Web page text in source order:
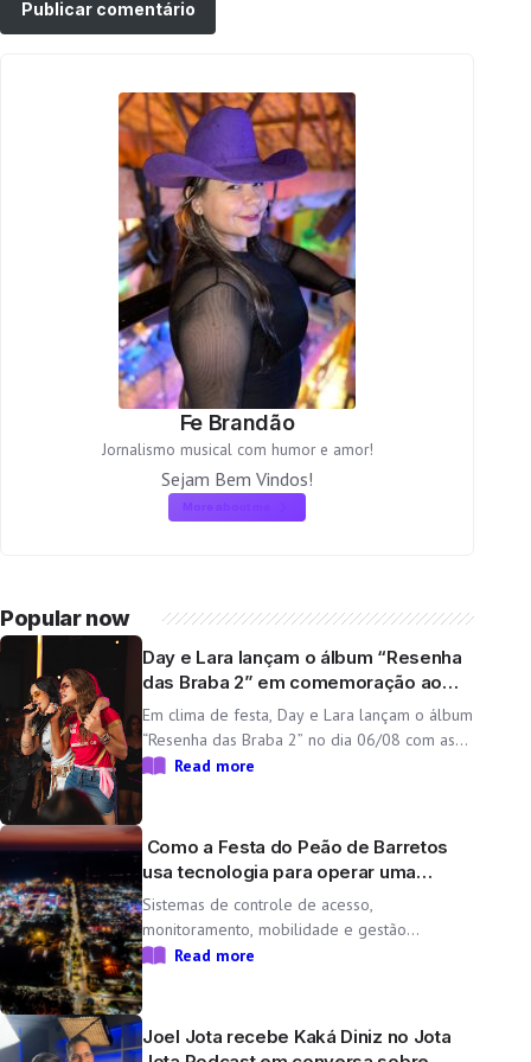
Fe Brandão
Jornalismo musical com humor e amor!
Sejam Bem Vindos!
More about me
Popular now
Day e Lara lançam o álbum “Resenha
das Braba 2” em comemoração ao
aniversário da dupla
Em clima de festa, Day e Lara lançam o álbum
“Resenha das Braba 2” no dia 06/08 com as
inéditas “Lado Cachorra” e “Doeu em Mim” O
Read more
Como a Festa do Peão de Barretos
usa tecnologia para operar uma
cidade temporária
Sistemas de controle de acesso,
monitoramento, mobilidade e gestão
operacional ajudam a transformar o Parque
Peão de Barretos Durante 11 dias, o Parque
do Peão […]
Read more
Joel Jota recebe Kaká Diniz no Jota